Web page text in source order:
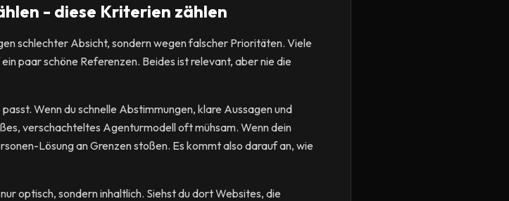
- diese Kriterien zählen
schlechter Absicht, sondern wegen falscher Prioritäten. Viele
paar schöne Referenzen. Beides ist relevant, aber nie die
Wenn du schnelle Abstimmungen, klare Aussagen und
verschachteltes Agenturmodell oft mühsam. Wenn dein
Lösung an Grenzen stoßen. Es kommt also darauf an, wie
optisch, sondern inhaltlich. Siehst du dort Websites, die